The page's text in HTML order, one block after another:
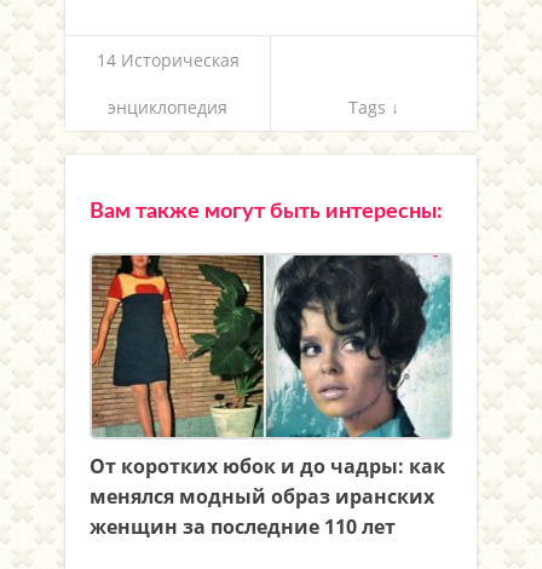
14 Историческая
энциклопедия Tags ↓
Вам также могут быть интересны:
От коротких юбок и до чадры: как
менялся модный образ иранских
женщин за последние 110 лет